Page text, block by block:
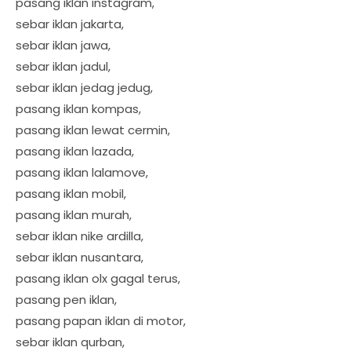
sebar iklan jakarta,
sebar iklan jawa,
sebar iklan jadul,
sebar iklan jedag jedug,
pasang iklan kompas,
pasang iklan lewat cermin,
pasang iklan lazada,
pasang iklan lalamove,
pasang iklan mobil,
pasang iklan murah,
sebar iklan nike ardilla,
sebar iklan nusantara,
pasang iklan olx gagal terus,
pasang pen iklan,
pasang papan iklan di motor,
sebar iklan qurban,